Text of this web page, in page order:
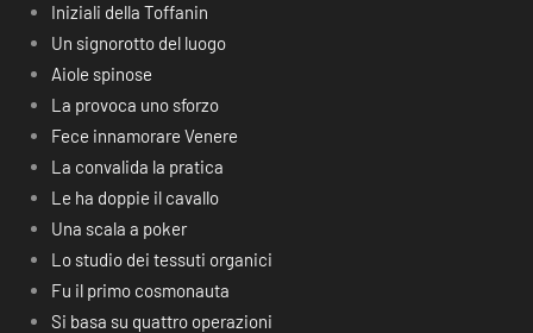
Iniziali della Toffanin
Un signorotto del luogo
Aiole spinose
La provoca uno sforzo
Fece innamorare Venere
La convalida la pratica
Le ha doppie il cavallo
Una scala a poker
Lo studio dei tessuti organici
Fu il primo cosmonauta
Si basa su quattro operazioni